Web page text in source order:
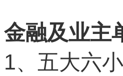
金融及业主
1、五大六